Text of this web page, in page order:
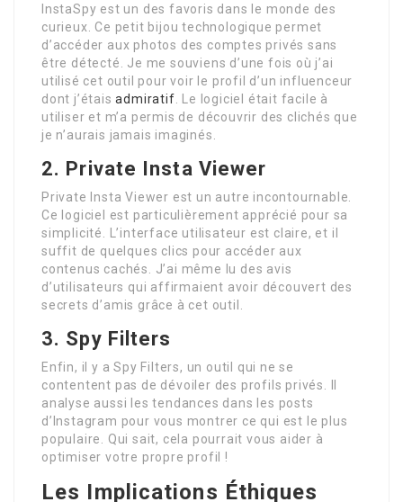
InstaSpy est un des favoris dans le monde des
curieux. Ce petit bijou technologique permet
d’accéder aux photos des comptes privés sans
être détecté. Je me souviens d’une fois où j’ai
utilisé cet outil pour voir le profil d’un influenceur
dont j’étaisadmiratif . Le logiciel était facile à
utiliser et m’a permis de découvrir des clichés que
je n’aurais jamais imaginés.
2. Private Insta Viewer
Private Insta Viewer est un autre incontournable.
Ce logiciel est particulièrement apprécié pour sa
simplicité. L’interface utilisateur est claire, et il
suffit de quelques clics pour accéder aux
contenus cachés. J’ai même lu des avis
d’utilisateurs qui affirmaient avoir découvert des
secrets d’amis grâce à cet outil.
3. Spy Filters
Enfin, il y a Spy Filters, un outil qui ne se
contentent pas de dévoiler des profils privés. Il
analyse aussi les tendances dans les posts
d’Instagram pour vous montrer ce qui est le plus
populaire. Qui sait, cela pourrait vous aider à
optimiser votre propre profil !
Les Implications Éthiques